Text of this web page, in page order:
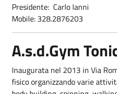
Presidente: Carlo Ianni
Mobile: 328.2876203
A.s.d.Gym
Inaugurata nel 2013 in Via
fisico organizzando varie